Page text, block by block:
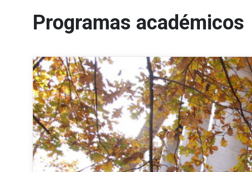
Programas académicos